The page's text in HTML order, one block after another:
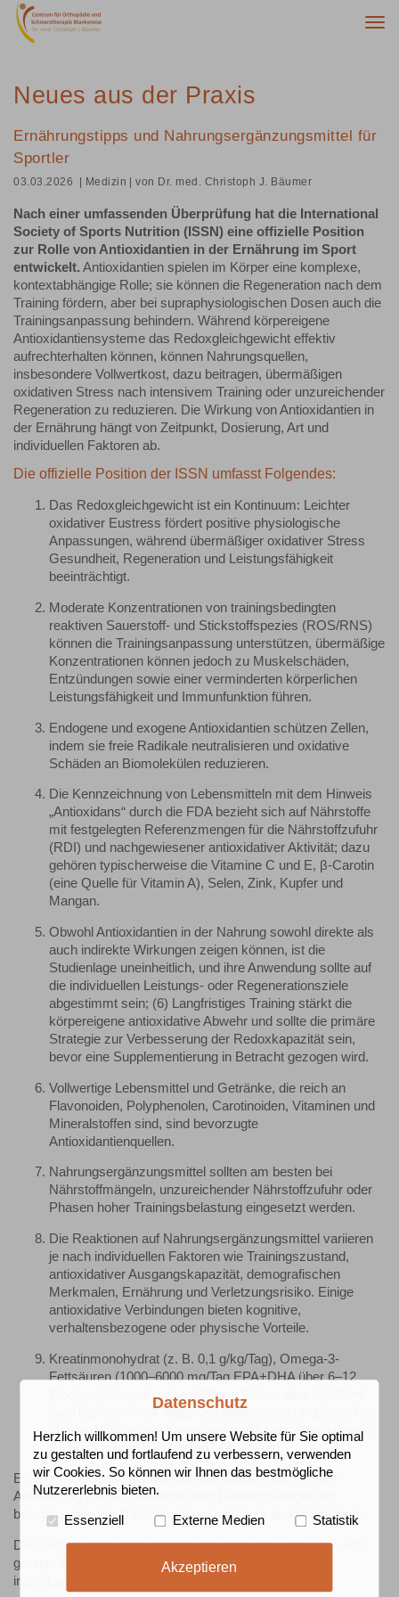
Neues aus der Praxis
Ernährungstipps und Nahrungsergänzungsmittel für
Sportler
03.03.2026 | Medizin | von Dr. med. Christoph J. Bäumer
Nach einer umfassenden Überprüfung hat die International
Society of Sports Nutrition (ISSN) eine offizielle Position
zur Rolle von Antioxidantien in der Ernährung im Sport
entwickelt. Antioxidantien spielen im Körper eine komplexe,
kontextabhängige Rolle; sie können die Regeneration nach dem
Training fördern, aber bei supraphysiologischen Dosen auch die
Trainingsanpassung behindern. Während körpereigene
Antioxidantiensysteme das Redoxgleichgewicht effektiv
aufrechterhalten können, können Nahrungsquellen,
insbesondere Vollwertkost, dazu beitragen, übermäßigen
oxidativen Stress nach intensivem Training oder unzureichender
Regeneration zu reduzieren. Die Wirkung von Antioxidantien in
der Ernährung hängt von Zeitpunkt, Dosierung, Art und
individuellen Faktoren ab.
Die offizielle Position der ISSN umfasst Folgendes:
Das Redoxgleichgewicht ist ein Kontinuum: Leichter
oxidativer Eustress fördert positive physiologische
Anpassungen, während übermäßiger oxidativer Stress
Gesundheit, Regeneration und Leistungsfähigkeit
beeinträchtigt.
Moderate Konzentrationen von trainingsbedingten
reaktiven Sauerstoff- und Stickstoffspezies (ROS/RNS)
können die Trainingsanpassung unterstützen, übermäßige
Konzentrationen können jedoch zu Muskelschäden,
Entzündungen sowie einer verminderten körperlichen
Leistungsfähigkeit und Immunfunktion führen.
Endogene und exogene Antioxidantien schützen Zellen,
indem sie freie Radikale neutralisieren und oxidative
Schäden an Biomolekülen reduzieren.
Die Kennzeichnung von Lebensmitteln mit dem Hinweis
„Antioxidans“ durch die FDA bezieht sich auf Nährstoffe
mit festgelegten Referenzmengen für die Nährstoffzufuhr
(RDI) und nachgewiesener antioxidativer Aktivität; dazu
gehören typischerweise die Vitamine C und E, β-Carotin
(eine Quelle für Vitamin A), Selen, Zink, Kupfer und
Mangan.
Obwohl Antioxidantien in der Nahrung sowohl direkte als
auch indirekte Wirkungen zeigen können, ist die
Studienlage uneinheitlich, und ihre Anwendung sollte auf
die individuellen Leistungs- oder Regenerationsziele
abgestimmt sein; (6) Langfristiges Training stärkt die
körpereigene antioxidative Abwehr und sollte die primäre
Strategie zur Verbesserung der Redoxkapazität sein,
bevor eine Supplementierung in Betracht gezogen wird.
Vollwertige Lebensmittel und Getränke, die reich an
Flavonoiden, Polyphenolen, Carotinoiden, Vitaminen und
Mineralstoffen sind, sind bevorzugte
Antioxidantienquellen.
Nahrungsergänzungsmittel sollten am besten bei
Nährstoffmängeln, unzureichender Nährstoffzufuhr oder
Phasen hoher Trainingsbelastung eingesetzt werden.
Die Reaktionen auf Nahrungsergänzungsmittel variieren
je nach individuellen Faktoren wie Trainingszustand,
antioxidativer Ausgangskapazität, demografischen
Merkmalen, Ernährung und Verletzungsrisiko. Einige
antioxidative Verbindungen bieten kognitive,
verhaltensbezogene oder physische Vorteile.
Kreatinmonohydrat (z. B. 0,1 g/kg/Tag), Omega-3-
Fettsäuren (1000–6000 mg/Tag EPA+DHA über 6–12
Wochen), Sauerkirsche (480 mg Pulver oder 60–90 ml
Saft/Tag über 7–14 Tage) und Astaxanthin (4–12 mg/Tag
über 4–12 Wochen) zählen aufgrund ihrer antioxidativen
Wirkung zu den wichtigsten Nährstoffen.
Es liegen moderate bis hochwertige Studien vor, die ihre
Anwendung zur Regeneration oder Leistungssteigerung
belegen, ohne die Trainingsanpassungen zu beeinträchtigen.
Die meisten anderen Substanzen zeigen eine schwache oder
geringe Wirksamkeit. Diese Position befürwortet einen
individualisierten, evidenzbasierten Ansatz.
Datenschutz
Herzlich willkommen! Um unsere Website für Sie optimal
zu gestalten und fortlaufend zu verbessern, verwenden
wir Cookies. So können wir Ihnen das bestmögliche
Nutzererlebnis bieten.
Essenziell Externe Medien Statistik
Akzeptieren